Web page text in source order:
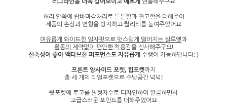
레그라인을 더욱 길어보이고 예쁘게 연출해주구요
허리 안쪽에 랍바마감처리로 튼튼함과 견고함을 더해주어
제품의 손상과 변형을 방지하고 퀄리티를 높여주었어요
여유롭게 와이드한 일자핏으로 멋스럽게 떨어지는 실루엣과
활동의 제약없이 편안한 착용감을 선사해주구요!
신축성이 좋아 액티브한 퍼포먼스도 자유롭게 수행이 가능하답니다: )
프론트 양사이드 포켓, 힙포켓까지
총 세 개의 리얼포켓으로 수납공간 넉넉!
뒷포켓에 로고를 원형자수로 디자인하여 깔끔하면서
고급스러운 포인트를 더해주었어요